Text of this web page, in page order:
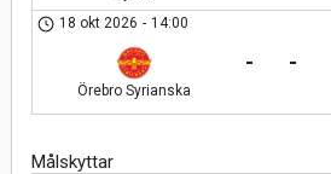
18 okt 2026 - 14:00
Örebro Syrianska
- -
Målskyttar